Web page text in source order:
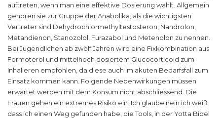
auftreten, wenn man eine effektive Dosierung wählt. Allgemein
gehören sie zur Gruppe der Anabolika; als die wichtigsten
Vertreter sind Dehydrochlormethyltestosteron, Nandrolon,
Metandienon, Stanozolol, Furazabol und Metenolon zu nennen.
Bei Jugendlichen ab zwölf Jahren wird eine Fixkombination aus
Formoterol und mittelhoch dosiertem Glucocorticoid zum
Inhalieren empfohlen, da diese auch im akuten Bedarfsfall zum
Einsatz kommen kann. Folgende Nebenwirkungen müssen
erwartet werden mit dem Konsum nicht abschliessend. Die
Frauen gehen ein extremes Risiko ein. Ich glaube nein ich weiß
dass ich einen Weg gefunden habe, die Tools, in der Yotta Bibel